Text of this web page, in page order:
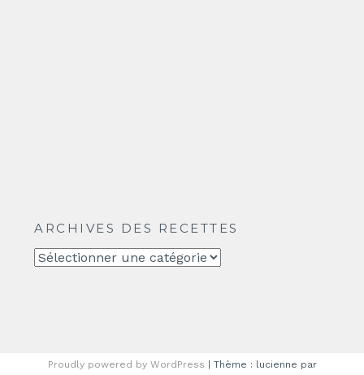
ARCHIVES DES RECETTES
Archives
Proudly powered by WordPress Thème : lucienne par